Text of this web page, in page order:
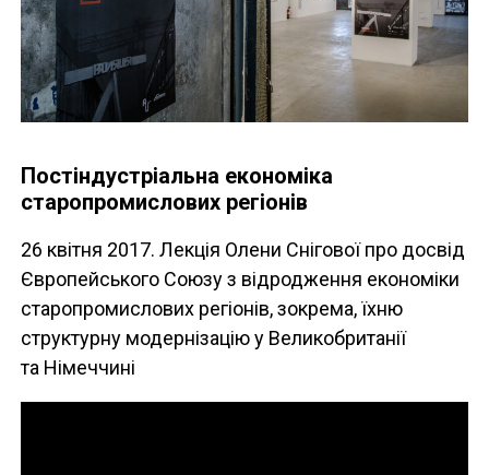
Постіндустріальна економіка
старопромислових регіонів
26 квітня 2017. Лекція Олени Снігової про досвід
Європейського Союзу з відродження економіки
старопромислових регіонів, зокрема, їхню
структурну модернізацію у Великобританії
та Німеччині